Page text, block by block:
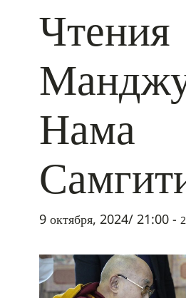
Чтения
Нама
9 октября, 2024/ 21:00 -